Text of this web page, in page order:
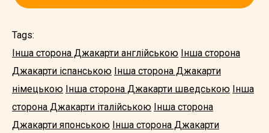
Tags:
Інша сторона Джакарти англійською Інша сторона
Джакарти іспанською Інша сторона Джакарти
німецькою Інша сторона Джакарти шведською Інша
сторона Джакарти італійською Інша сторона
Джакарти японською Інша сторона Джакарти